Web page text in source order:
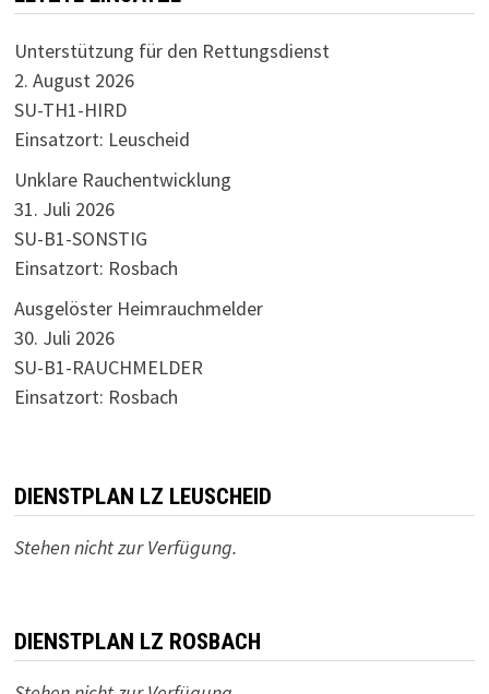
Unterstützung für den Rettungsdienst
2. August 2026
SU-TH1-HIRD
Einsatzort: Leuscheid
Unklare Rauchentwicklung
31. Juli 2026
SU-B1-SONSTIG
Einsatzort: Rosbach
Ausgelöster Heimrauchmelder
30. Juli 2026
SU-B1-RAUCHMELDER
Einsatzort: Rosbach
DIENSTPLAN LZ LEUSCHEID
Stehen nicht zur Verfügung.
DIENSTPLAN LZ ROSBACH